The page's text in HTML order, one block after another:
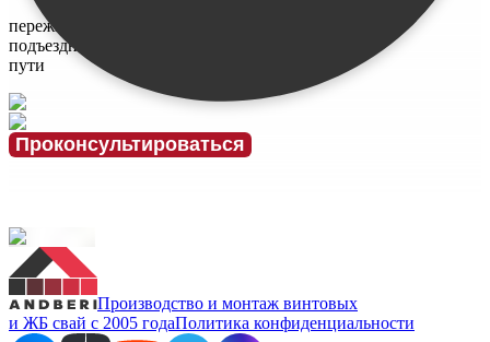
переживаю за
подъездные
пути
Проконсультироваться
Производство и монтаж винтовых
и ЖБ свай с 2005 годаПолитика конфиденциальности